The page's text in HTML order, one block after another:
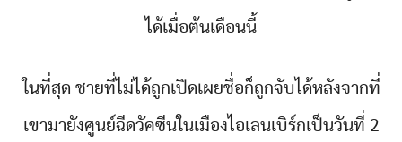
ได้เมื่อต้นเดือนนี้
ในที่สุด ชายที่ไม่ได้ถูกเปิดเผยชื่อก็ถูกจับได้หลังจากที่
เขามายังศูนย์ฉีดวัคซีนในเมืองไอเลนเบิร์กเป็นวันที่ 2